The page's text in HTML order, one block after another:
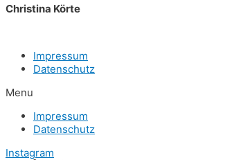
Chris­ti­na Körte
Impres­sum
Daten­schutz
Menu
Impres­sum
Daten­schutz
Instagram